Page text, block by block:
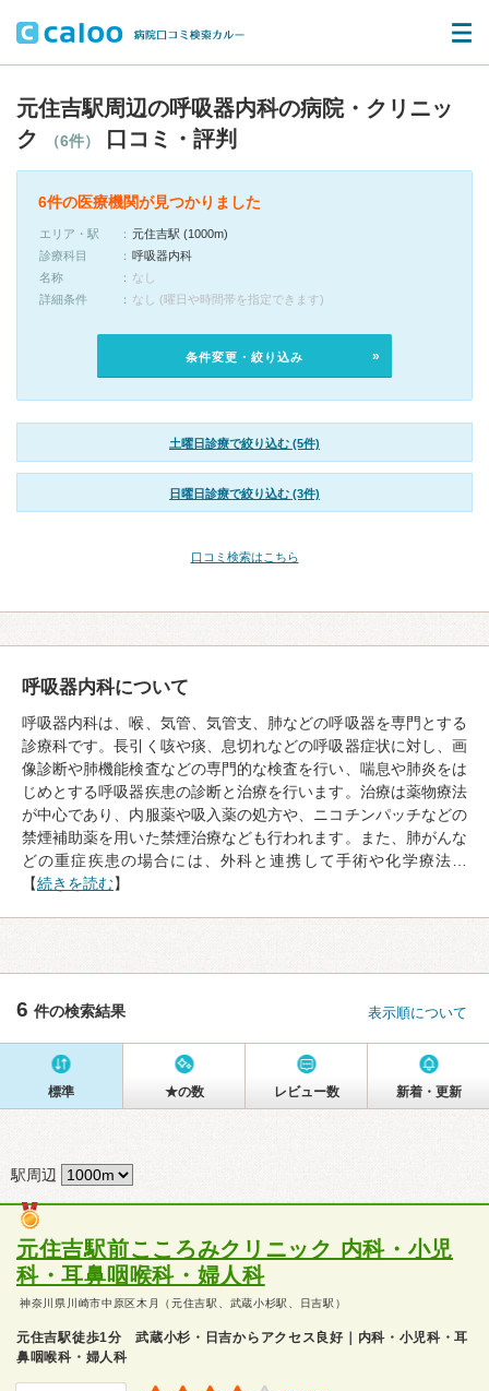
元住吉駅周辺の呼吸器内科の病院・クリニッ
ク
（6件） 口コミ・評判
6件の医療機関が見つかりました
エリア・駅
元住吉駅 (1000m)
診療科目
呼吸器内科
名称
なし
詳細条件
なし (曜日や時間帯を指定できます)
条件変更・絞り込み
土曜日診療で絞り込む (5件)
日曜日診療で絞り込む (3件)
口コミ検索はこちら
呼吸器内科について
呼吸器内科は、喉、気管、気管支、肺などの呼吸器を専門とする
診療科です。長引く咳や痰、息切れなどの呼吸器症状に対し、画
像診断や肺機能検査などの専門的な検査を行い、喘息や肺炎をは
じめとする呼吸器疾患の診断と治療を行います。治療は薬物療法
が中心であり、内服薬や吸入薬の処方や、ニコチンパッチなどの
禁煙補助薬を用いた禁煙治療なども行われます。また、肺がんな
どの重症疾患の場合には、外科と連携して手術や化学療法…
【続きを読む】
6 件の検索結果 表示順について
標準 ★の数 レビュー数 新着・更新
駅周辺
元住吉駅前こころみクリニック 内科・小児
科・耳鼻咽喉科・婦人科
神奈川県川崎市中原区木月（元住吉駅、武蔵小杉駅、日吉駅）
元住吉駅徒歩1分 武蔵小杉・日吉からアクセス良好｜内科・小児科・耳
鼻咽喉科・婦人科